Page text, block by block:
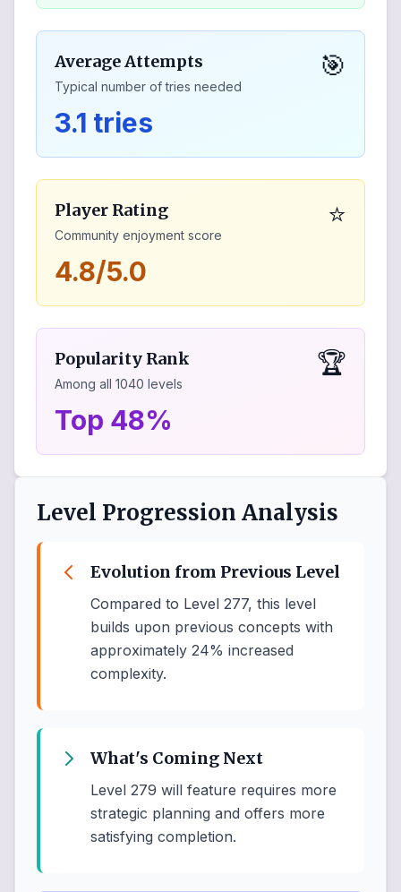
Average Attempts
Typical number of tries needed
🎯
3.1 tries
Player Rating
Community enjoyment score
⭐
4.8/5.0
Popularity Rank
Among all 1040 levels
🏆
Top 48%
Level Progression Analysis
Evolution from Previous Level
Compared to Level 277, this level
builds upon previous concepts with
approximately 24% increased
complexity.
What's Coming Next
Level 279 will feature requires more
strategic planning and offers more
satisfying completion.